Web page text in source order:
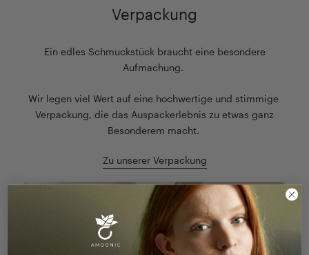
Verpackung
Ein edles Schmuckstück braucht eine besondere
Aufmachung.
Wir legen viel Wert auf eine hochwertige und stimmige
Verpackung, die das Auspackerlebnis zu etwas ganz
Besonderem macht.
Zu unserer Verpackung